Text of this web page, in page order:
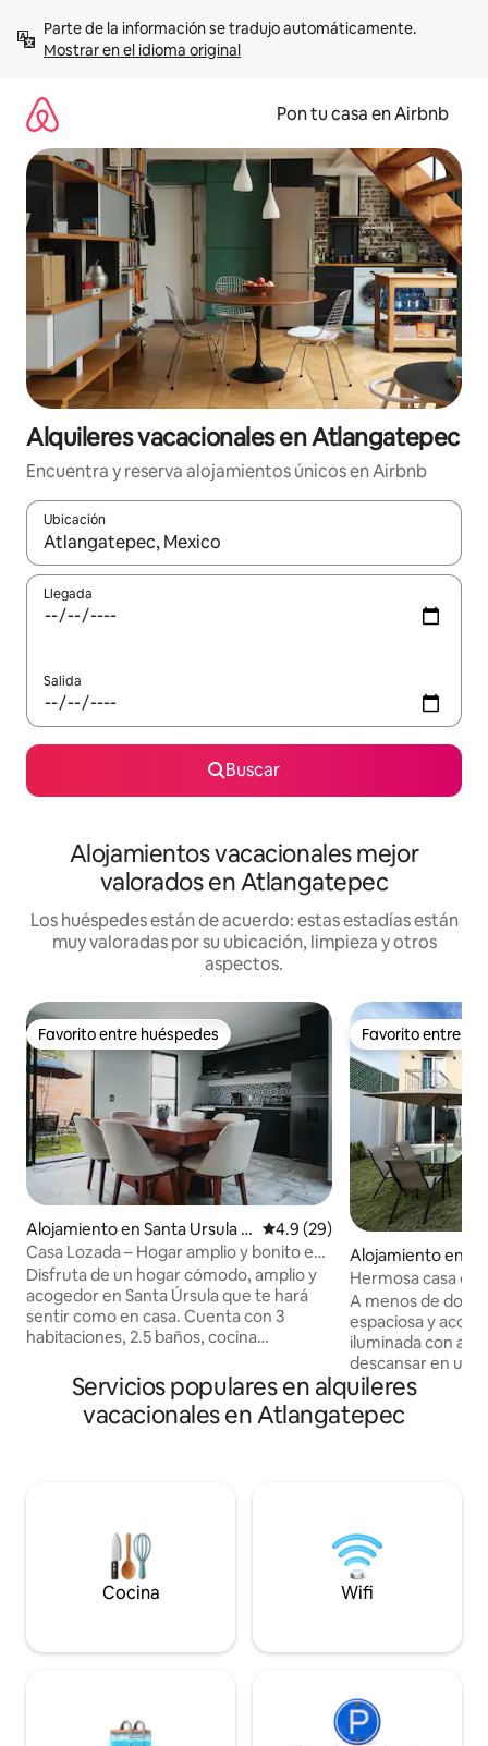
contenidoMostrar en el idioma original
Pon tu casa en Airbnb
Alquileres vacacionales en Atlangatepec
Encuentra y reserva alojamientos únicos en Airbnb
Ubicación
Cuando los resultados estén disponibles, navega con las
Llegada
Salida
Buscar
Alojamientos vacacionales mejor
valorados en Atlangatepec
Los huéspedes están de acuerdo: estas estadías están
muy valoradas por su ubicación, limpieza y otros
aspectos.
Favorito entre huéspedes
Favorito entre huéspedes
Alojamiento en Santa Ursula Zi
matepec
Calificación promedio: 4.9 de
4.9 (29)
Casa Lozada – Hogar amplio y bonito en
Apizaco
Disfruta de un hogar cómodo, amplio y
acogedor en Santa Úrsula que te hará
sentir como en casa. Cuenta con 3
habitaciones, 2.5 baños, cocina
autos. Ubicación estratégica: a 10 min
del centro deportivo de alto
rendimiento, 10min del centro de
inolvidables con familia o amigos
Favorito entre
Favorito entre
Alojamiento en
Atlihuetzia
Hermosa casa
A menos de dos
espaciosa y
iluminada con
descansar en un
y convivir con la
apreciar la
desayunar o asar
atractivos
de las
Servicios populares en alquileres
vacacionales en Atlangatepec
Cocina Wifi